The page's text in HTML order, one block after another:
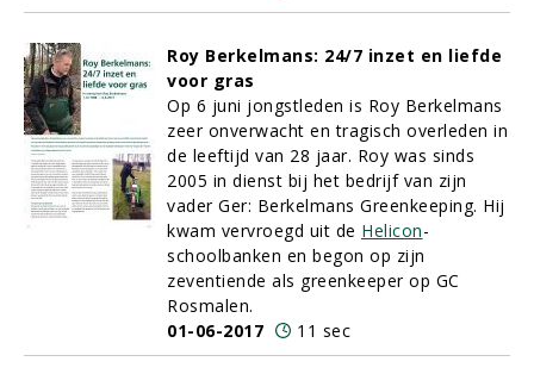
Roy Berkelmans: 24/7 inzet en liefde
voor gras
Op 6 juni jongstleden is Roy Berkelmans
zeer onverwacht en tragisch overleden in
de leeftijd van 28 jaar. Roy was sinds
2005 in dienst bij het bedrijf van zijn
vader Ger: Berkelmans Greenkeeping. Hij
kwam vervroegd uit de Helicon-
schoolbanken en begon op zijn
zeventiende als greenkeeper op GC
Rosmalen.
01-06-2017
11 sec